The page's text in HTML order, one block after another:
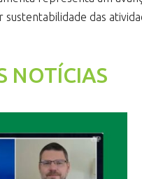
das
NOTÍCIAS